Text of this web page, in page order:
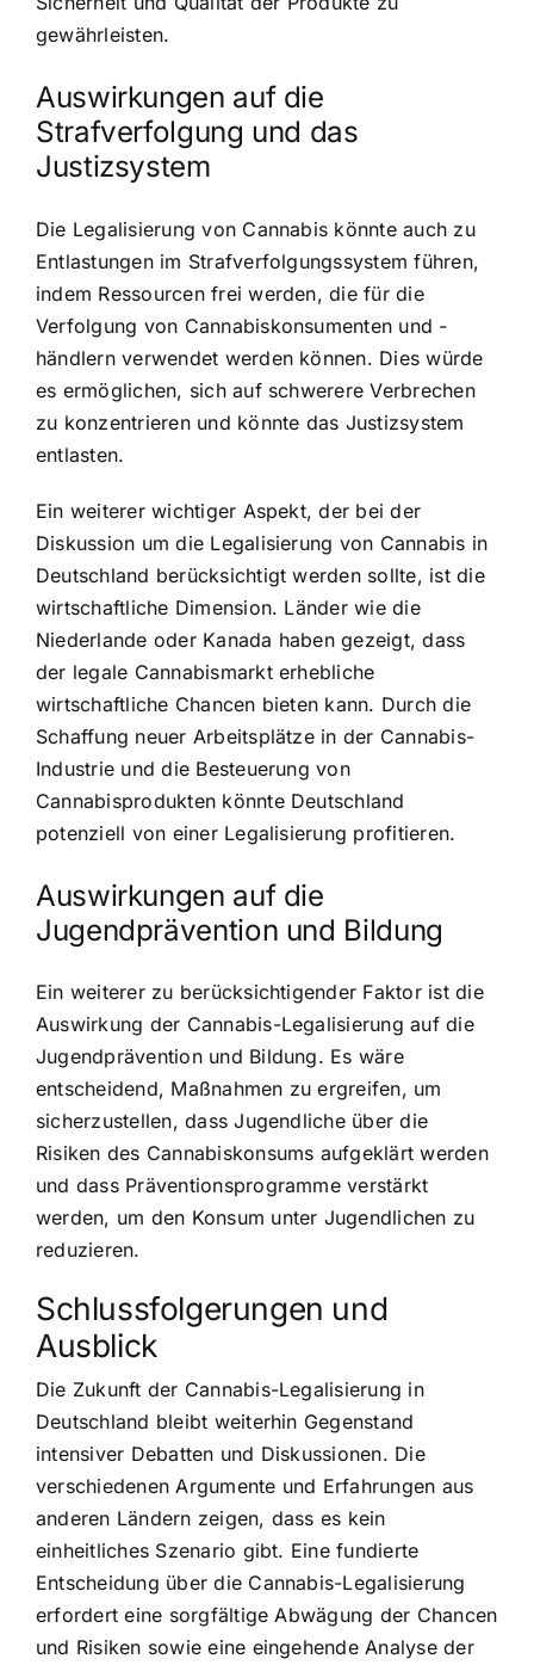
gewährleisten.
Auswirkungen auf die
Strafverfolgung und das
Justizsystem
Die Legalisierung von Cannabis könnte auch zu
Entlastungen im Strafverfolgungssystem führen,
indem Ressourcen frei werden, die für die
Verfolgung von Cannabiskonsumenten und -
händlern verwendet werden können. Dies würde
es ermöglichen, sich auf schwerere Verbrechen
zu konzentrieren und könnte das Justizsystem
entlasten.
Ein weiterer wichtiger Aspekt, der bei der
Diskussion um die Legalisierung von Cannabis in
Deutschland berücksichtigt werden sollte, ist die
wirtschaftliche Dimension. Länder wie die
Niederlande oder Kanada haben gezeigt, dass
der legale Cannabismarkt erhebliche
wirtschaftliche Chancen bieten kann. Durch die
Schaffung neuer Arbeitsplätze in der Cannabis-
Industrie und die Besteuerung von
Cannabisprodukten könnte Deutschland
potenziell von einer Legalisierung profitieren.
Auswirkungen auf die
Jugendprävention und Bildung
Ein weiterer zu berücksichtigender Faktor ist die
Auswirkung der Cannabis-Legalisierung auf die
Jugendprävention und Bildung. Es wäre
entscheidend, Maßnahmen zu ergreifen, um
sicherzustellen, dass Jugendliche über die
Risiken des Cannabiskonsums aufgeklärt werden
und dass Präventionsprogramme verstärkt
werden, um den Konsum unter Jugendlichen zu
reduzieren.
Schlussfolgerungen und
Ausblick
Die Zukunft der Cannabis-Legalisierung in
Deutschland bleibt weiterhin Gegenstand
intensiver Debatten und Diskussionen. Die
verschiedenen Argumente und Erfahrungen aus
anderen Ländern zeigen, dass es kein
einheitliches Szenario gibt. Eine fundierte
Entscheidung über die Cannabis-Legalisierung
erfordert eine sorgfältige Abwägung der Chancen
und Risiken sowie eine eingehende Analyse der